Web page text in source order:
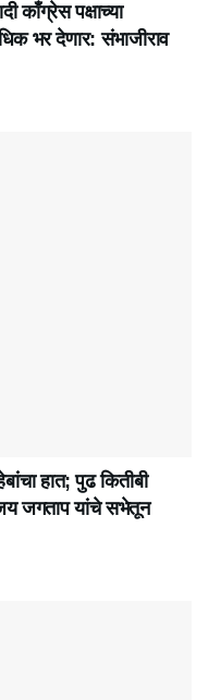
काँग्रेस पक्षाच्या
भर देणार: संभाजीराव
हात; पुढ कितीबी
जगताप यांचे सभेतून